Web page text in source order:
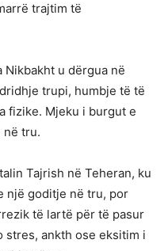
trajtim të
Nikbakht u dërgua në
trupi, humbje të të
fizike. Mjeku i burgut e
në tru.
Tajrish në Teheran, ku
një goditje në tru, por
të lartë për të pasur
stres, ankth ose eksitim i